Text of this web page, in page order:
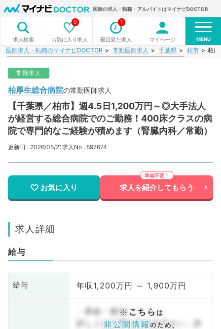
医師の求人・転職・アルバイトはマイナビDOCTOR
求人検索 お気に入り求人
0
最近見た求人
1
マイページ MENU
医師求人・転職のマイナビDOCTOR 常勤医師求人 千葉県 柏市 柏厚
常勤求人
柏厚生総合病院の常勤医師求人
【千葉県／柏市】週4.5日1,200万円～◎大手法人
が経営する総合病院でのご勤務！400床クラスの病
院で専門的なご経験が積めます（腎臓内科／常勤）
更新日 : 2026/05/21求人No : 897674
お気に入り 求人を紹介してもらう
求人詳細
給与
給与 年収1,200万円 ～ 1,900万円
・昇給・賞与
詳しくはお問い合わせ下さい。詳